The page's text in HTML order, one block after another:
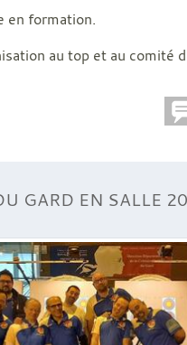
en formation.
au top et au comité
GARD EN SALLE